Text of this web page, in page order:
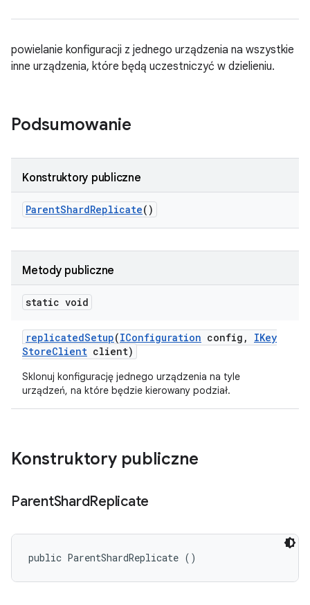
powielanie konfiguracji z jednego urządzenia na wszystkie
inne urządzenia, które będą uczestniczyć w dzielieniu.
Podsumowanie
Konstruktory publiczne
ParentShardReplicate()
Metody publiczne
static void
replicatedSetup(IConfiguration config ,
IKey
StoreClient client)
Sklonuj konfigurację jednego urządzenia na tyle
urządzeń, na które będzie kierowany podział.
Konstruktory publiczne
ParentShardReplicate
public ParentShardReplicate ()